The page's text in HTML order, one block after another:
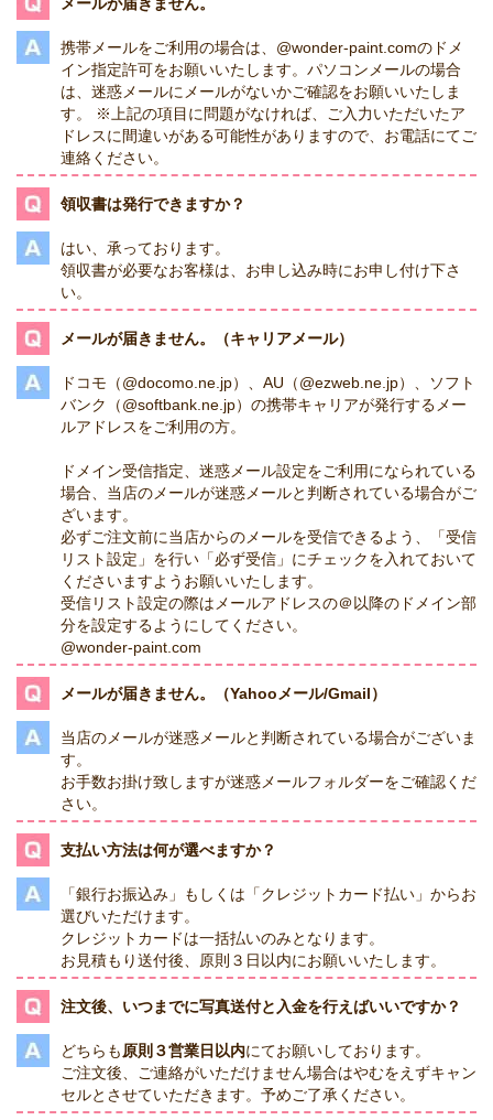
携帯メールをご利用の場合は、@wonder-paint.comのドメ
イン指定許可をお願いいたします。パソコンメールの場合
は、迷惑メールにメールがないかご確認をお願いいたしま
す。 ※上記の項目に問題がなければ、ご入力いただいたア
ドレスに間違いがある可能性がありますので、お電話にてご
連絡ください。
領収書は発行できますか？
はい、承っております。
領収書が必要なお客様は、お申し込み時にお申し付け下さ
い。
メールが届きません。（キャリアメール）
ドコモ（@docomo.ne.jp）、AU（@ezweb.ne.jp）、ソフト
バンク（@softbank.ne.jp）の携帯キャリアが発行するメー
ルアドレスをご利用の方。
ドメイン受信指定、迷惑メール設定をご利用になられている
場合、当店のメールが迷惑メールと判断されている場合がご
ざいます。
必ずご注文前に当店からのメールを受信できるよう、「受信
リスト設定」を行い「必ず受信」にチェックを入れておいて
くださいますようお願いいたします。
受信リスト設定の際はメールアドレスの＠以降のドメイン部
分を設定するようにしてください。
@wonder-paint.com
メールが届きません。（Yahooメール/Gmail）
当店のメールが迷惑メールと判断されている場合がございま
す。
お手数お掛け致しますが迷惑メールフォルダーをご確認くだ
さい。
支払い方法は何が選べますか？
「銀行お振込み」もしくは「クレジットカード払い」からお
選びいただけます。
クレジットカードは一括払いのみとなります。
お見積もり送付後、原則３日以内にお願いいたします。
注文後、いつまでに写真送付と入金を行えばいいですか？
どちらも原則３営業日以内にてお願いしております。
ご注文後、ご連絡がいただけません場合はやむをえずキャン
セルとさせていただきます。予めご了承ください。